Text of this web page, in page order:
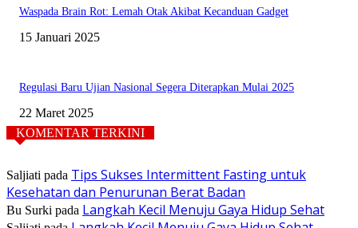
Waspada Brain Rot: Lemah Otak Akibat Kecanduan Gadget
15 Januari 2025
Regulasi Baru Ujian Nasional Segera Diterapkan Mulai 2025
22 Maret 2025
KOMENTAR TERKINI
Saljiati pada Tips Sukses Intermittent Fasting untuk
Kesehatan dan Penurunan Berat Badan
Bu Surki pada Langkah Kecil Menuju Gaya Hidup Sehat